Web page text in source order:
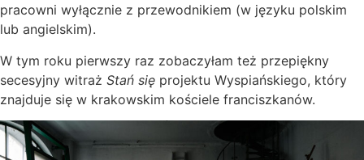
pracowni wyłącznie z przewodnikiem (w języku polskim
lub angielskim).
W tym roku pierwszy raz zobaczyłam też przepiękny
secesyjny witraż Stań się projektu Wyspiańskiego, który
znajduje się w krakowskim kościele franciszkanów.